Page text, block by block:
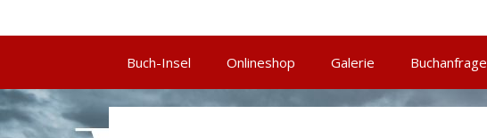
Buch-Insel Onlineshop Galerie Buchanfrage